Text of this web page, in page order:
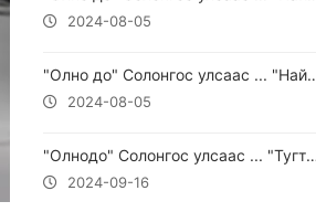
2024-08-05
"Олно до" Солонгос улсаас ... "Найс
2024-08-05
"Олнодо" Солонгос улсаас ... "Тугтан" ХХК-
2024-09-16